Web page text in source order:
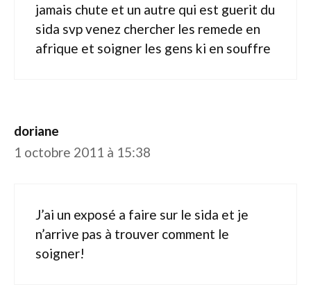
jamais chute et un autre qui est guerit du
sida svp venez chercher les remede en
afrique et soigner les gens ki en souffre
doriane
1 octobre 2011 à 15:38
J’ai un exposé a faire sur le sida et je
n’arrive pas à trouver comment le
soigner!